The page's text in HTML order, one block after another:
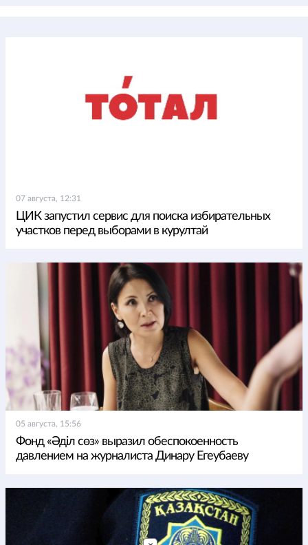
07 августа, 12:31
ЦИК запустил сервис для поиска избирательных
участков перед выборами в курултай
05 августа, 15:56
Фонд «Әділ сөз» выразил обеспокоенность
давлением на журналиста Динару Егеубаеву